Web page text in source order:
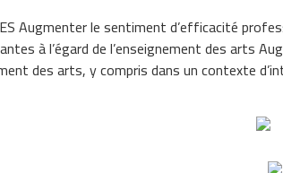
Augmenter le sentiment d’efficacité
à l’égard de l’enseignement des arts
des arts, y compris dans un contexte